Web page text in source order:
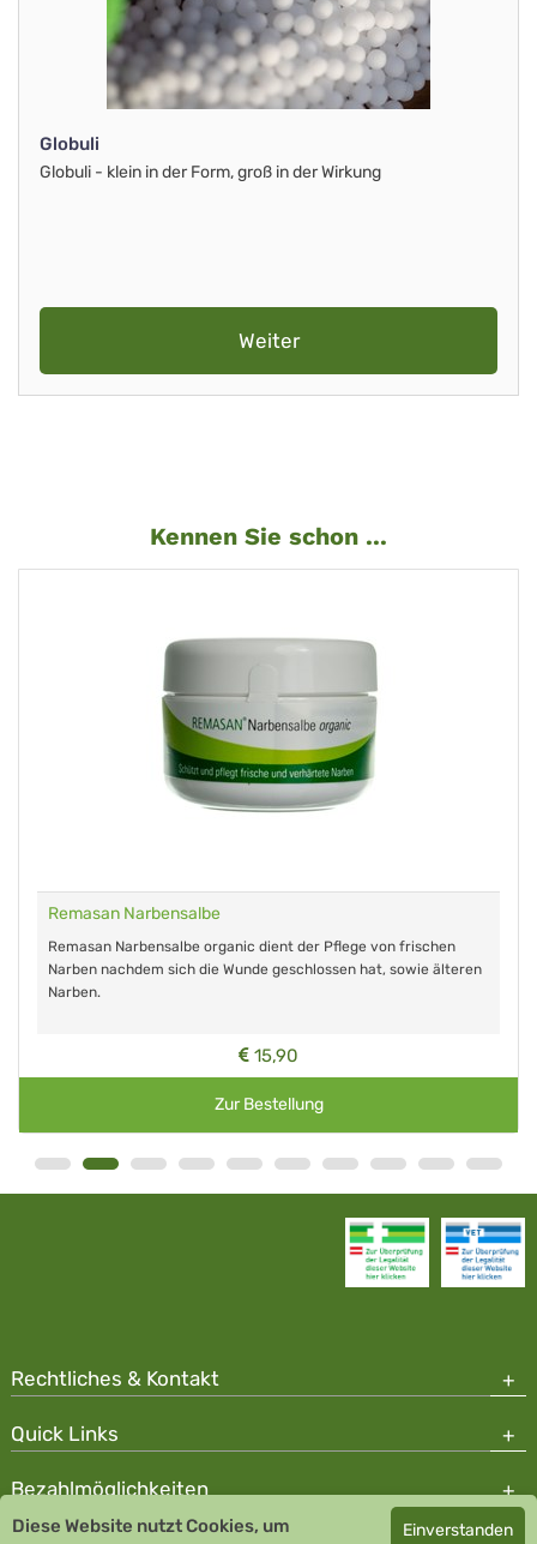
Globuli
Globuli - klein in der Form, groß in der Wirkung
Weiter
Kennen Sie schon ...
Remasan Narbensalbe
Remasan Narbensalbe organic dient der Pflege von frischen
Narben nachdem sich die Wunde geschlossen hat, sowie älteren
Narben.
15,90
Zur Bestellung
Rechtliches & Kontakt
Quick Links
Bezahlmöglichkeiten
Diese Website nutzt Cookies, um Einverstanden